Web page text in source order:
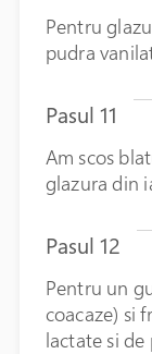
Pentru
pudra
Pasul 11
Am scos
glazura din
Pasul 12
Pentru un
coacaze) si
lactate si